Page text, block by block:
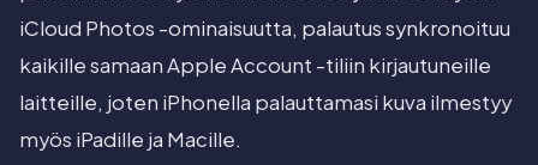
iCloud Photos -ominaisuutta, palautus synkronoituu
kaikille samaan Apple Account -tiliin kirjautuneille
laitteille, joten iPhonella palauttamasi kuva ilmestyy
myös iPadille ja Macille.